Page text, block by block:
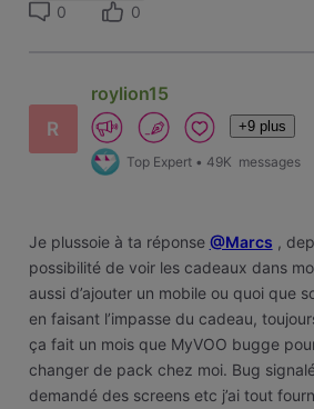
0 0
R
roylion15
+9 plus
Top Expert • 49K messages
Je plussoie à ta réponse @Marcs ,
possibilité de voir les cadeaux dans
aussi d’ajouter un mobile ou quoi que
en faisant l’impasse du cadeau,
ça fait un mois que MyVOO bugge
changer de pack chez moi. Bug
demandé des screens etc j’ai tout